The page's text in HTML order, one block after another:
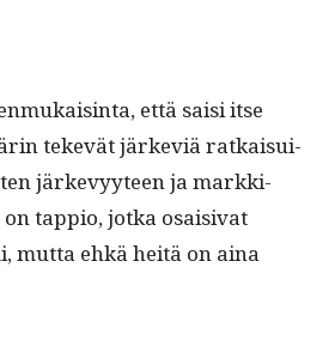
että saisi itse
tekevät järke­viä ratkaisui­
järkevyy­teen ja markki­
tap­pio, jot­ka osaisi­vat
mut­ta ehkä heitä on aina